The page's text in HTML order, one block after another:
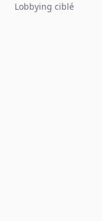
Lobbying ciblé